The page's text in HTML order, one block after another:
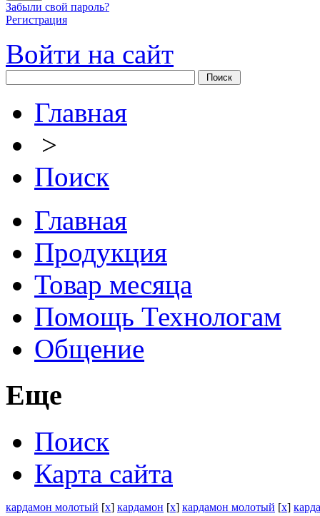
Забыли свой пароль?
Регистрация
Войти на сайт
Главная
>
Поиск
Главная
Продукция
Товар месяца
Помощь Технологам
Общение
Еще
Поиск
Карта сайта
кардамон молотый [x] кардамон [x] кардамон молотый [x]